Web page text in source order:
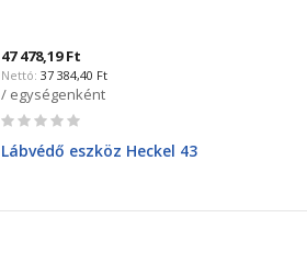
47 478,19 Ft
37 384,40 Ft
/ egységenként
Rating:
Lábvédő eszköz Heckel 43